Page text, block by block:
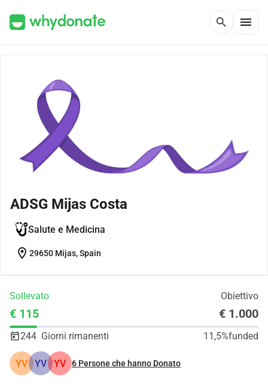
search menu
ADSG Mijas Costa
Salute e Medicina
location_on 29650 Mijas, Spain
Sollevato Obiettivo
€ 115 € 1.000
244 Giorni rimanenti 11,5%funded
YV YV YV 6 Persone che hanno Donato